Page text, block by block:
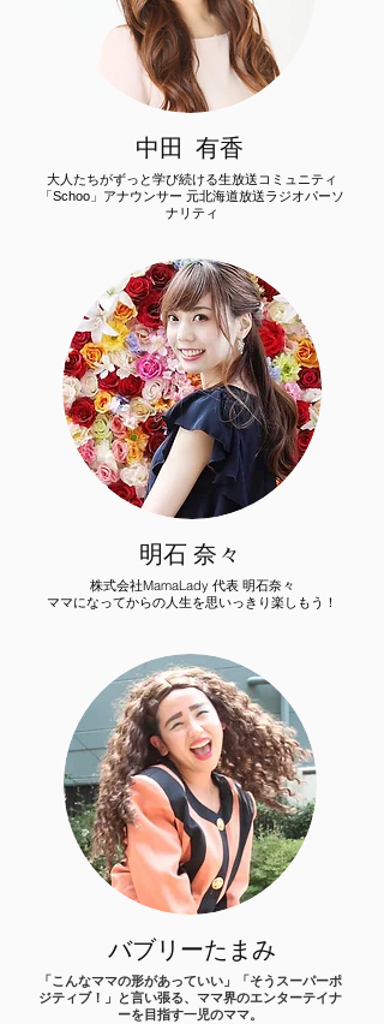
中田 有香
大人たちがずっと学び続ける生放送コミュニティ
「Schoo」アナウンサー 元北海道放送ラジオパーソ
ナリティ
明石 奈々
株式会社MamaLady 代表 明石奈々
ママになってからの人生を思いっきり楽しもう！
バブリーたまみ
「こんなママの形があっていい」「そうスーパーポ
ジティブ！」と言い張る、ママ界のエンターテイナ
ーを目指す一児のママ。